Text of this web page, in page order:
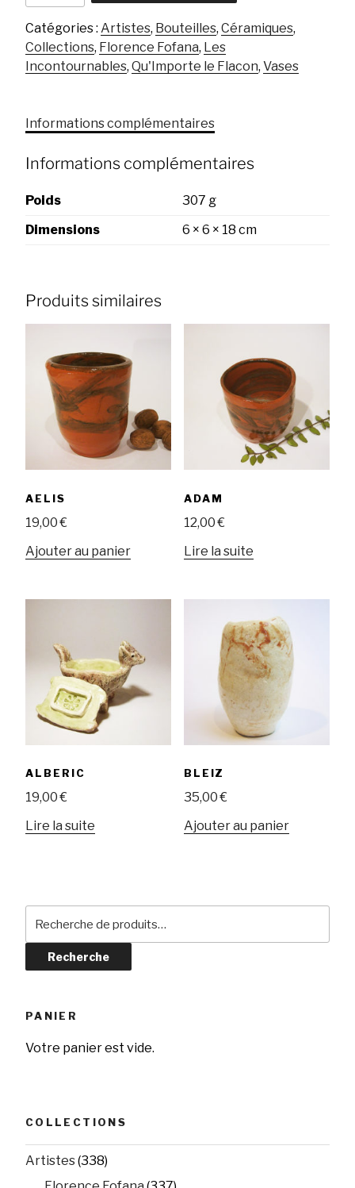
Catégories : Artistes, Bouteilles, Céramiques,
Collections, Florence Fofana, Les
Incontournables, Qu'Importe le Flacon, Vases
Informations complémentaires
Informations complémentaires
Poids
307 g
Dimensions
6 × 6 × 18 cm
Produits similaires
AELIS
19,00€
Ajouter au panier
ADAM
12,00€
Lire la suite
ALBERIC
19,00€
Lire la suite
BLEIZ
35,00€
Ajouter au panier
pour :
Recherche
PANIER
Votre panier est vide.
COLLECTIONS
Artistes(338)